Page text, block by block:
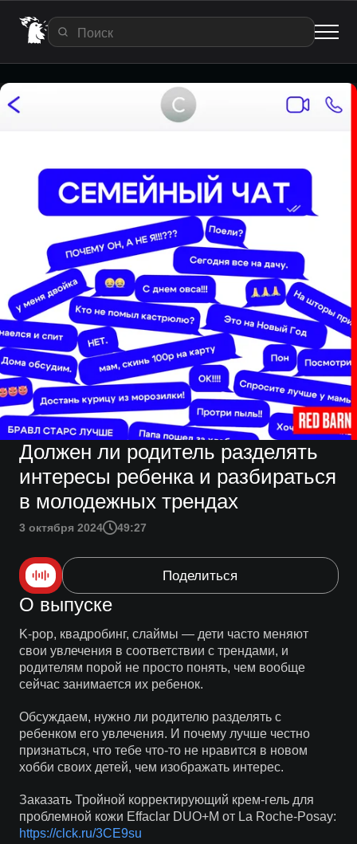
Должен ли родитель разделять
интересы ребенка и разбираться
в молодежных трендах
3 октября 2024 49:27
Поделиться
О выпуске
K-pop, квадробинг, слаймы — дети часто меняют
свои увлечения в соответствии с трендами, и
родителям порой не просто понять, чем вообще
сейчас занимается их ребенок.
Обсуждаем, нужно ли родителю разделять с
ребенком его увлечения. И почему лучше честно
признаться, что тебе что-то не нравится в новом
хобби своих детей, чем изображать интерес.
Заказать Тройной корректирующий крем-гель для
проблемной кожи Effaclar DUO+M от La Roche-Posay:
https://clck.ru/3CE9su